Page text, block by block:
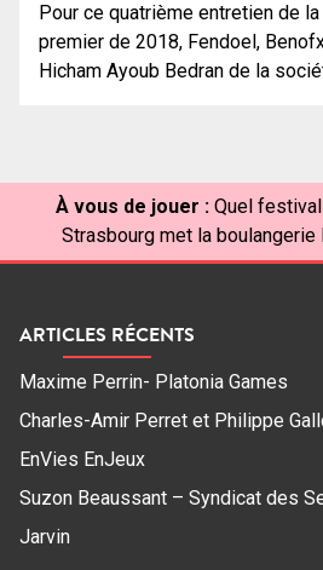
Pour ce quatrième entretien de
premier de 2018, Fendoel,
Hicham Ayoub Bedran de la
À vous de jouer : Quel
Strasbourg met la boulangerie
ARTICLES RÉCENTS
Maxime Perrin- Platonia Games
Charles-Amir Perret et Philippe
EnVies EnJeux
Suzon Beaussant – Syndicat des
Jarvin